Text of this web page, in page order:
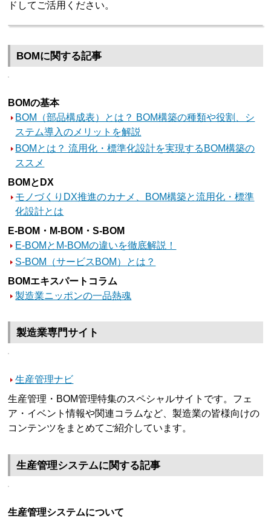
ドしてご活用ください。
BOMに関する記事
BOMの基本
BOM（部品構成表）とは？ BOM構築の種類や役割、シ
ステム導入のメリットを解説
BOMとは？ 流用化・標準化設計を実現するBOM構築の
ススメ
BOMとDX
モノづくりDX推進のカナメ、BOM構築と流用化・標準
化設計とは
E-BOM・M-BOM・S-BOM
E-BOMとM-BOMの違いを徹底解説！
S-BOM（サービスBOM）とは？
BOMエキスパートコラム
製造業ニッポンの一品熱魂
製造業専門サイト
生産管理ナビ
生産管理・BOM管理特集のスペシャルサイトです。フェ
ア・イベント情報や関連コラムなど、製造業の皆様向けの
コンテンツをまとめてご紹介しています。
生産管理システムに関する記事
生産管理システムについて